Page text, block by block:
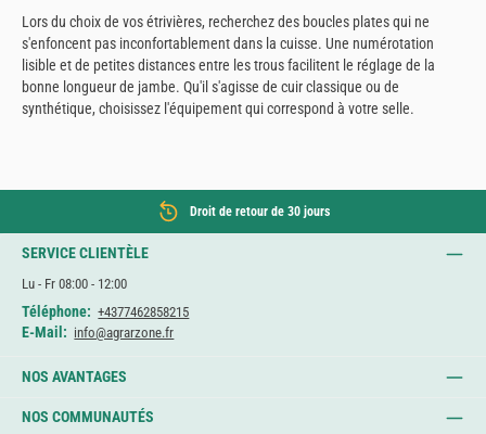
Lors du choix de vos étrivières, recherchez des boucles plates qui ne
s'enfoncent pas inconfortablement dans la cuisse. Une numérotation
lisible et de petites distances entre les trous facilitent le réglage de la
bonne longueur de jambe. Qu'il s'agisse de cuir classique ou de
synthétique, choisissez l'équipement qui correspond à votre selle.
Droit de retour de 30 jours
SERVICE CLIENTÈLE
Lu - Fr 08:00 - 12:00
Téléphone: +4377462858215
E-Mail: info@agrarzone.fr
NOS AVANTAGES
NOS COMMUNAUTÉS